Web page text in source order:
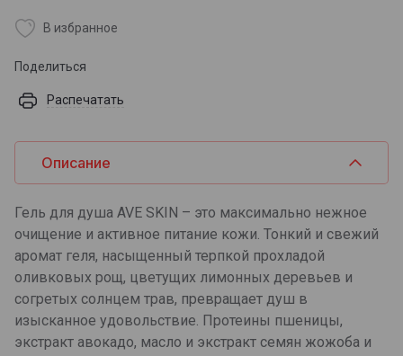
В избранное
Поделиться
Распечатать
Описание
Гель для душа AVE SKIN – это максимально нежное
очищение и активное питание кожи. Тонкий и свежий
аромат геля, насыщенный терпкой прохладой
оливковых рощ, цветущих лимонных деревьев и
согретых солнцем трав, превращает душ в
изысканное удовольствие. Протеины пшеницы,
экстракт авокадо, масло и экстракт семян жожоба и